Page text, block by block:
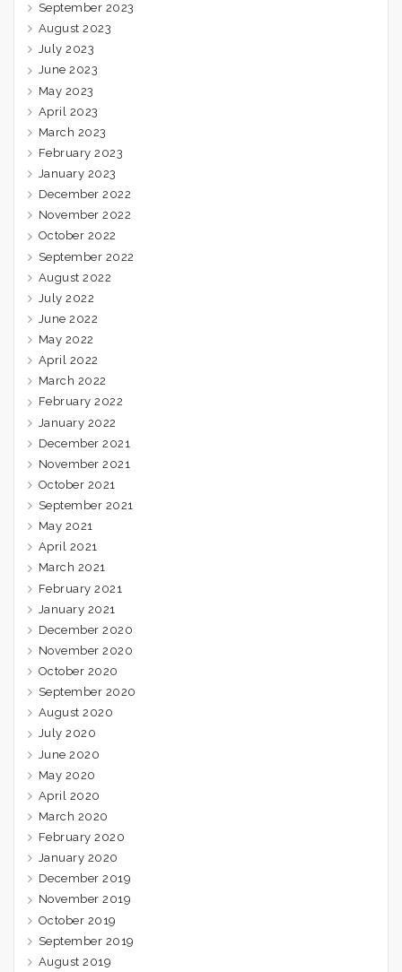
September 2023
August 2023
July 2023
June 2023
May 2023
April 2023
March 2023
February 2023
January 2023
December 2022
November 2022
October 2022
September 2022
August 2022
July 2022
June 2022
May 2022
April 2022
March 2022
February 2022
January 2022
December 2021
November 2021
October 2021
September 2021
May 2021
April 2021
March 2021
February 2021
January 2021
December 2020
November 2020
October 2020
September 2020
August 2020
July 2020
June 2020
May 2020
April 2020
March 2020
February 2020
January 2020
December 2019
November 2019
October 2019
September 2019
August 2019